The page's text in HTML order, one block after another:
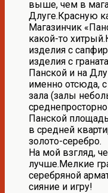
выше, чем в
Длуге.Красную
Магазинчик
какой-то
изделия с
изделия с
Панской и на
именно отсюда,
зала (залы
Панской
в средней
золото-серебро.
На мой взгляд,
лучше.Мелкие
серебряной
сияние и игру!